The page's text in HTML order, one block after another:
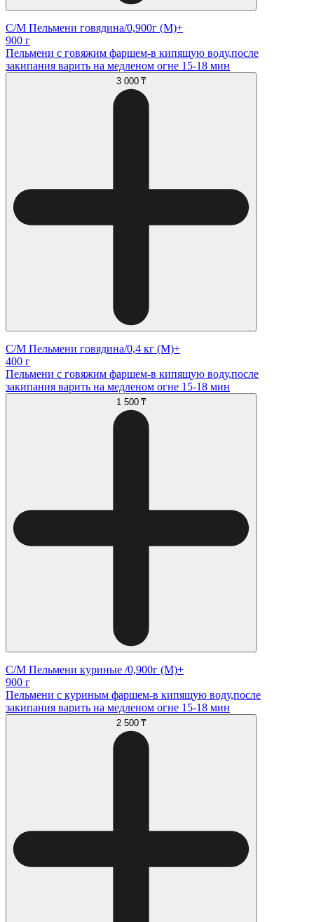
С/М Пельмени говядина/0,900г (М)+
900 г
Пельмени с говяжим фаршем-в кипящую воду,после
закипания варить на медленом огне 15-18 мин
3 000 ₸
С/М Пельмени говядина/0,4 кг (М)+
400 г
Пельмени с говяжим фаршем-в кипящую воду,после
закипания варить на медленом огне 15-18 мин
1 500 ₸
С/М Пельмени куриные /0,900г (М)+
900 г
Пельмени с куриным фаршем-в кипящую воду,после
закипания варить на медленом огне 15-18 мин
2 500 ₸